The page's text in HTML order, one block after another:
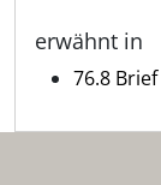
erwähnt in
76.8